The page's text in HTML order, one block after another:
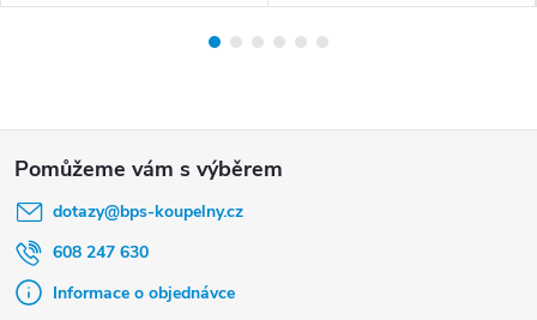
dotazy@bps-koupelny.cz
608 247 630
Informace o objednávce